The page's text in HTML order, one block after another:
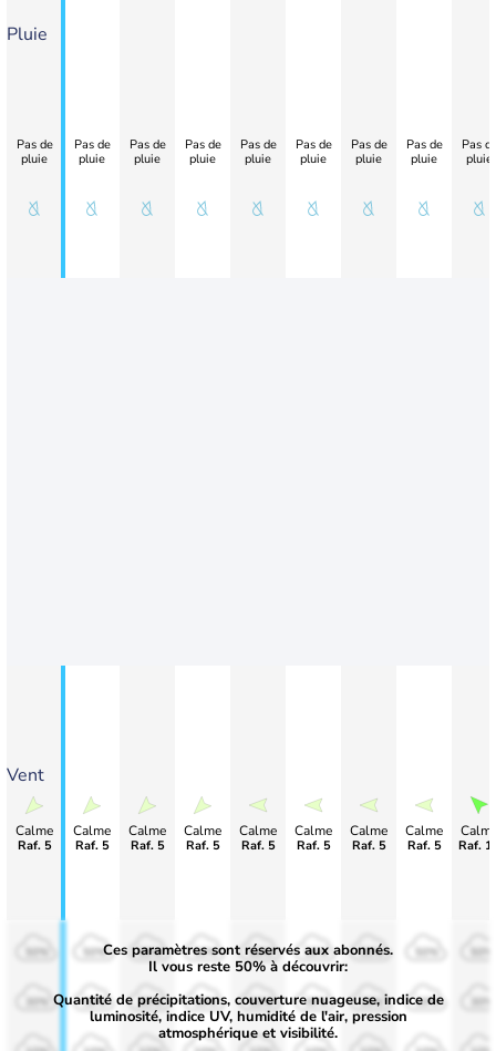
Pluie
Vent
Pas de
pluie
Calme
Raf. 5
Pas de
pluie
Calme
Raf. 5
Pas de
pluie
Calme
Raf. 5
Pas de
pluie
Calme
Raf. 5
Pas de
pluie
Calme
Raf. 5
Pas de
pluie
Calme
Raf. 5
Pas de
pluie
Calme
Raf. 5
Pas de
pluie
Calme
Raf. 5
Pas
pluie
Raf.
50%
30%
50%
30%
50%
30%
50%
30%
50%
30%
50%
30%
50%
30%
Ces paramètres sont réservés aux abonnés.
Il vous reste 50% à découvrir:
Quantité de précipitations, couverture nuageuse, indice de
luminosité, indice UV, humidité de l'air, pression
atmosphérique et visibilité.